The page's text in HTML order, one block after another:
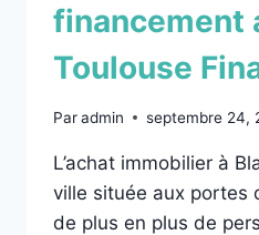
financement
Toulouse
Paradmin septembre 24,
L’achat immobilier à
ville située aux portes
de plus en plus de